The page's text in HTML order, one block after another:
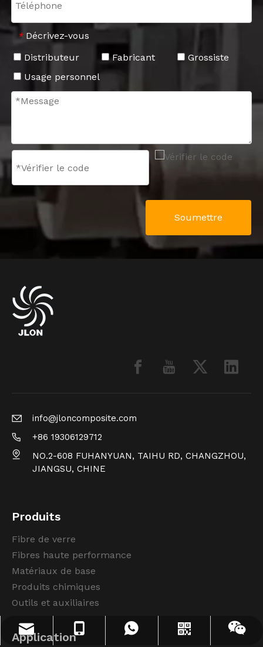
* Décrivez-vous
Distributeur
Fabricant
Grossiste
Usage personnel
Soumettre
info@jloncomposite.com
+86 19306129712
NO.2-608 FUHANYUAN, TAIHU RD, CHANGZHOU,
JIANGSU, CHINE
Produits
Fibre de verre
Fibres haute performance
Matériaux de base
Produits chimiques
Outils et auxiliaires
Application info@jloncomposite.com
+86 19306129712
+86 19306129712
WhatsApp
Wechat